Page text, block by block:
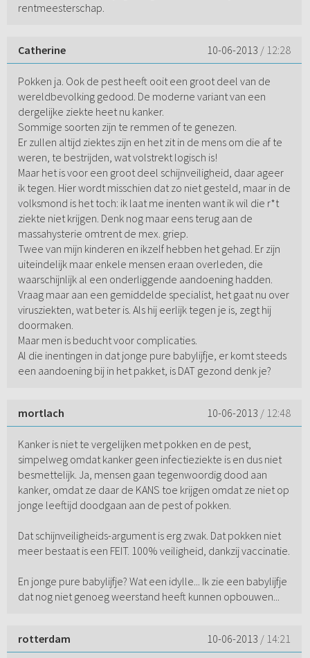
rentmeesterschap.
Catherine 10-06-2013 / 12:28
Pokken ja. Ook de pest heeft ooit een groot deel van de
wereldbevolking gedood. De moderne variant van een
dergelijke ziekte heet nu kanker.
Sommige soorten zijn te remmen of te genezen.
Er zullen altijd ziektes zijn en het zit in de mens om die af te
weren, te bestrijden, wat volstrekt logisch is!
Maar het is voor een groot deel schijnveiligheid, daar ageer
ik tegen. Hier wordt misschien dat zo niet gesteld, maar in de
volksmond is het toch: ik laat me inenten want ik wil die r*t
ziekte niet krijgen. Denk nog maar eens terug aan de
massahysterie omtrent de mex. griep.
Twee van mijn kinderen en ikzelf hebben het gehad. Er zijn
uiteindelijk maar enkele mensen eraan overleden, die
waarschijnlijk al een onderliggende aandoening hadden.
Vraag maar aan een gemiddelde specialist, het gaat nu over
virusziekten, wat beter is. Als hij eerlijk tegen je is, zegt hij
doormaken.
Maar men is beducht voor complicaties.
Al die inentingen in dat jonge pure babylijfje, er komt steeds
een aandoening bij in het pakket, is DAT gezond denk je?
mortlach 10-06-2013 / 12:48
Kanker is niet te vergelijken met pokken en de pest,
simpelweg omdat kanker geen infectieziekte is en dus niet
besmettelijk. Ja, mensen gaan tegenwoordig dood aan
kanker, omdat ze daar de KANS toe krijgen omdat ze niet op
jonge leeftijd doodgaan aan de pest of pokken.
Dat schijnveiligheids-argument is erg zwak. Dat pokken niet
meer bestaat is een FEIT. 100% veiligheid, dankzij vaccinatie.
En jonge pure babylijfje? Wat een idylle... Ik zie een babylijfje
dat nog niet genoeg weerstand heeft kunnen opbouwen...
rotterdam 10-06-2013 / 14:21